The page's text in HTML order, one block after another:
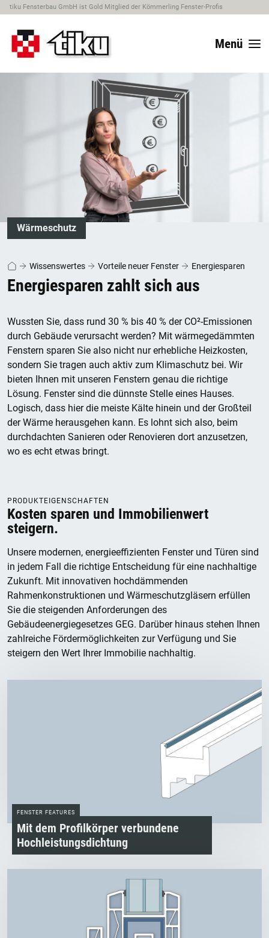
tiku Fensterbau GmbH ist Gold Mitglied der Kömmerling Fenster-Profis
Menü
Wärmeschutz
Wissenswertes Vorteile neuer Fenster Energiesparen
Energiesparen zahlt sich aus
Wussten Sie, dass rund 30 % bis 40 % der CO²-Emissionen
durch Gebäude verursacht werden? Mit wärmegedämmten
Fenstern sparen Sie also nicht nur erhebliche Heizkosten,
sondern Sie tragen auch aktiv zum Klimaschutz bei. Wir
bieten Ihnen mit unseren Fenstern genau die richtige
Lösung. Fenster sind die dünnste Stelle eines Hauses.
Logisch, dass hier die meiste Kälte hinein und der Großteil
der Wärme herausgehen kann. Es lohnt sich also, beim
durchdachten Sanieren oder Renovieren dort anzusetzen,
wo es echt etwas bringt.
PRODUKTEIGENSCHAFTEN
Kosten sparen und Immobilienwert
steigern.
Unsere modernen, energieeffizienten Fenster und Türen sind
in jedem Fall die richtige Entscheidung für eine nachhaltige
Zukunft. Mit innovativen hochdämmenden
Rahmenkonstruktionen und Wärmeschutzgläsern erfüllen
Sie die steigenden Anforderungen des
Gebäudeenergiegesetzes GEG. Darüber hinaus stehen Ihnen
zahlreiche Fördermöglichkeiten zur Verfügung und Sie
steigern den Wert Ihrer Immobilie nachhaltig.
FENSTER FEATURES
Mit dem Profilkörper verbundene
Hochleistungsdichtung